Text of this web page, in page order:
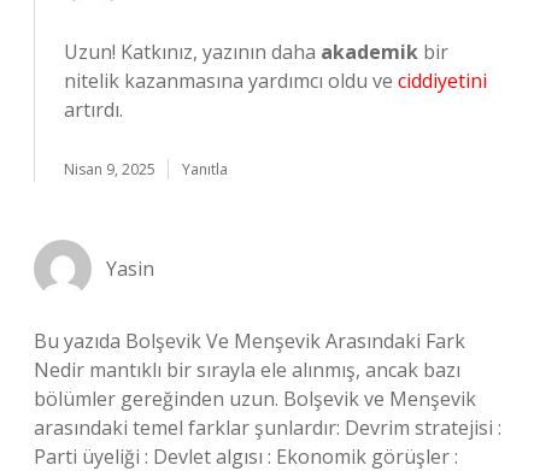
Uzun! Katkınız, yazının daha akademik bir
nitelik kazanmasına yardımcı oldu ve ciddiyetini
artırdı.
Nisan 9, 2025 Yanıtla
Yasin
Bu yazıda Bolşevik Ve Menşevik Arasındaki Fark
Nedir mantıklı bir sırayla ele alınmış, ancak bazı
bölümler gereğinden uzun. Bolşevik ve Menşevik
arasındaki temel farklar şunlardır: Devrim stratejisi :
Parti üyeliği : Devlet algısı : Ekonomik görüşler :